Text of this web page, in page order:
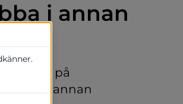
i annan
på
inom annan